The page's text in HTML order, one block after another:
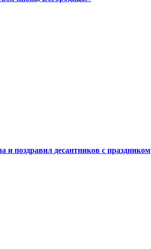
поздравил десантников с праздником